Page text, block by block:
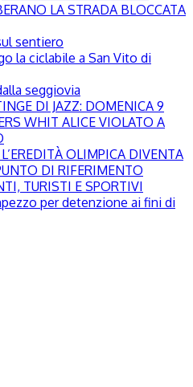
LA STRADA BLOCCATA
sentiero
la ciclabile a San Vito di
seggiovia
DI JAZZ: DOMENICA 9
WHIT ALICE VIOLATO A
OLIMPICA DIVENTA
DI RIFERIMENTO
TURISTI E SPORTIVI
per detenzione ai fini di